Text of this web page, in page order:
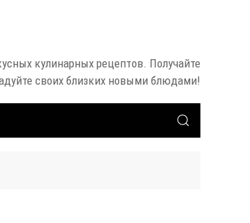
кулинарных рецептов. Получайте
своих близких новыми блюдами!